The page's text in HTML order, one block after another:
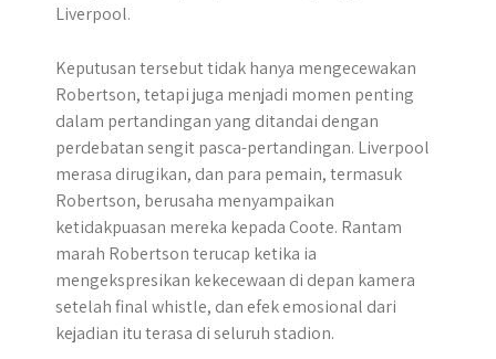
Liverpool.
Keputusan tersebut tidak hanya mengecewakan
Robertson, tetapi juga menjadi momen penting
dalam pertandingan yang ditandai dengan
perdebatan sengit pasca-pertandingan. Liverpool
merasa dirugikan, dan para pemain, termasuk
Robertson, berusaha menyampaikan
ketidakpuasan mereka kepada Coote. Rantam
marah Robertson terucap ketika ia
mengekspresikan kekecewaan di depan kamera
setelah final whistle, dan efek emosional dari
kejadian itu terasa di seluruh stadion.